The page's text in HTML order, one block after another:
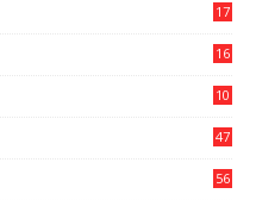
17
16
10
47
56